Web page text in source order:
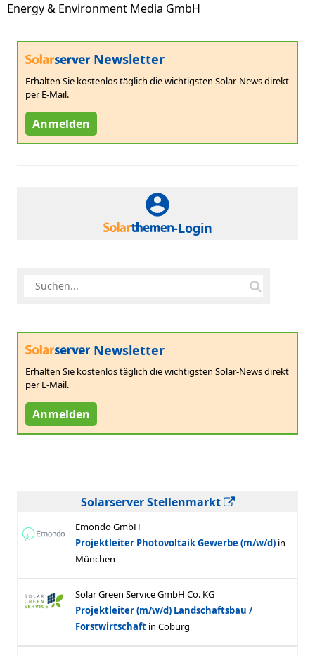
Energy & Environment Media GmbH
Newsletter
Erhalten Sie kostenlos täglich die wichtigsten Solar-News direkt
per E-Mail.
Anmelden
-Login
Newsletter
Erhalten Sie kostenlos täglich die wichtigsten Solar-News direkt
per E-Mail.
Anmelden
Solarserver Stellenmarkt